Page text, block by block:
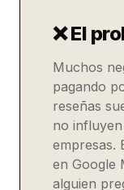
❌ El
Muchos
pagando
reseñas
no
empresas.
en Google
alguien